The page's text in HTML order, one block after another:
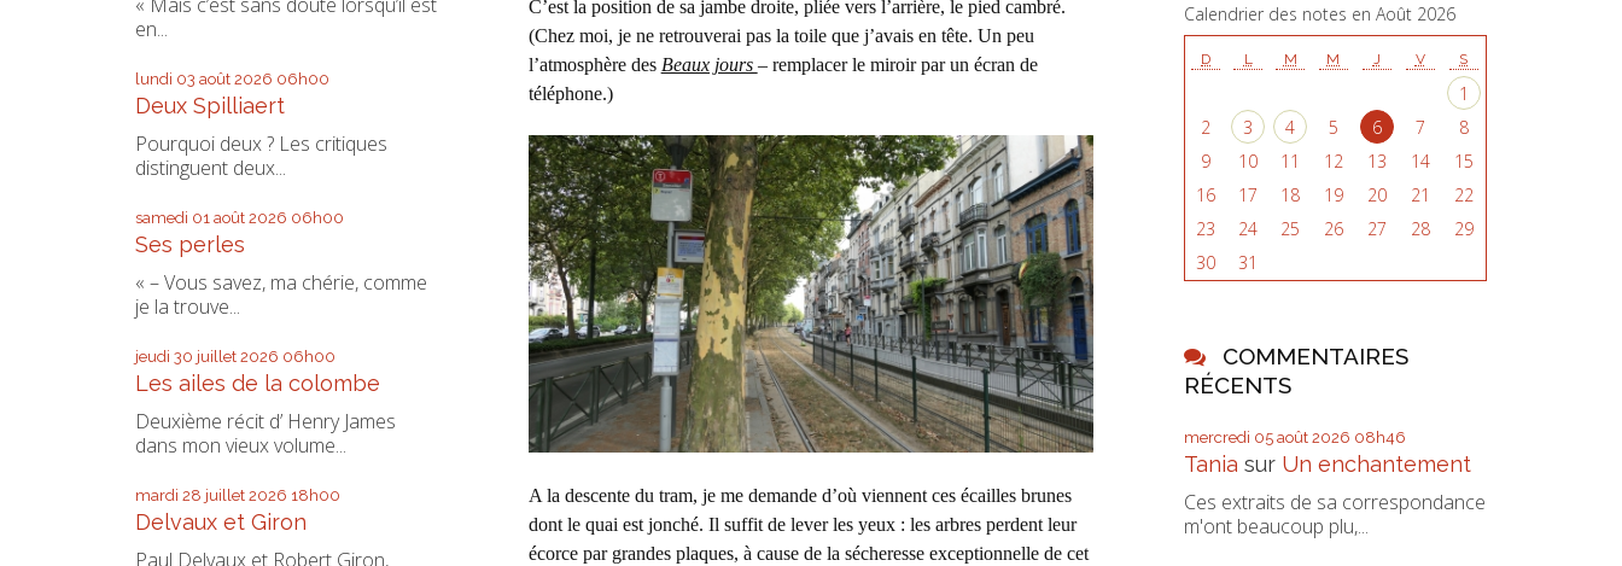
en...
lundi 03 août 2026 06h00
Deux Spilliaert
Pourquoi deux ? Les critiques
distinguent deux...
samedi 01 août 2026 06h00
Ses perles
« – Vous savez, ma chérie, comme
je la trouve...
jeudi 30 juillet 2026 06h00
Les ailes de la colombe
Deuxième récit d’ Henry James
dans mon vieux volume...
mardi 28 juillet 2026 18h00
Delvaux et Giron
Paul Delvaux et Robert Giron,
C’est la position de sa jambe droite, pliée vers l’arrière, le pied cambré.
(Chez moi, je ne retrouverai pas la toile que j’avais en tête. Un peu
l’atmosphère des Beaux jours – remplacer le miroir par un écran de
téléphone.)
A la descente du tram, je me demande d’où viennent ces écailles brunes
dont le quai est jonché. Il suffit de lever les yeux : les arbres perdent leur
écorce par grandes plaques, à cause de la sécheresse exceptionnelle de cet
Calendrier des notes en Août 2026
D L M M J V S
1
2
3 4 5 6 7
8
9
10 11 12 13 14
15
16
17 18 19 20 21
22
23
24 25 26 27 28
29
30
31
COMMENTAIRES
RÉCENTS
mercredi 05 août 2026 08h46
Tania sur Un enchantement
Ces extraits de sa correspondance
m'ont beaucoup plu,...